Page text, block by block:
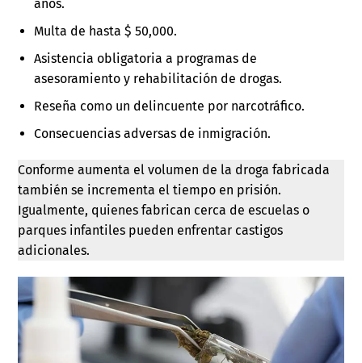
años.
Multa de hasta $ 50,000.
Asistencia obligatoria a programas de
asesoramiento y rehabilitación de drogas.
Reseña como un delincuente por narcotráfico.
Consecuencias adversas de inmigración.
Conforme aumenta el volumen de la droga fabricada
también se incrementa el tiempo en prisión.
Igualmente, quienes fabrican cerca de escuelas o
parques infantiles pueden enfrentar castigos
adicionales.